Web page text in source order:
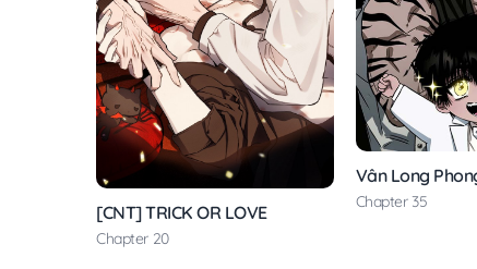
[CNT] TRICK OR LOVE
Chapter 20
Vân Long
Chapter 35